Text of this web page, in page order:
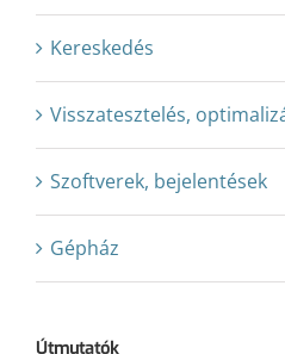
Kereskedés
Visszatesztelés,
Szoftverek, bejelentések
Gépház
Útmutatók